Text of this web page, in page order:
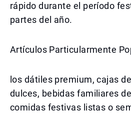
rápido durante el período
partes del año.
Artículos Particularmente
los dátiles premium, cajas
dulces, bebidas familiares
comidas festivas listas o